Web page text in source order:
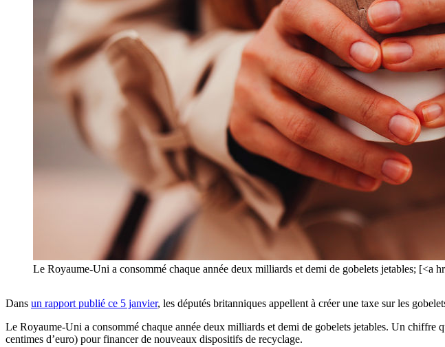
Le Royaume-Uni a consommé chaque année deux milliards et demi de gobelets jetables;
Dans un rapport publié ce 5 janvier, les députés britanniques appellent à créer une taxe sur les
Le Royaume-Uni a consommé chaque année deux milliards et demi de gobelets jetables. Un chiffre
centimes d’euro) pour financer de nouveaux dispositifs de recyclage.